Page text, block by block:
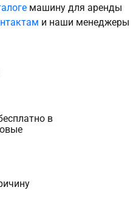
машину для аренды
и наши менеджеры
в